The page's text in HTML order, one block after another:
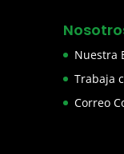
Nuestra
Trabaja
Correo